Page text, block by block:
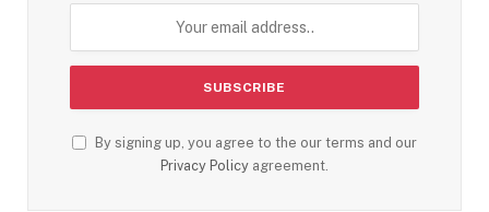
By signing up, you agree to the our terms and our
Privacy Policy agreement.